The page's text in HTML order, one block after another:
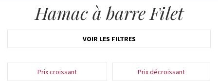
Hamac à barre Filet
VOIR LES FILTRES
Prix croissant Prix décroissant